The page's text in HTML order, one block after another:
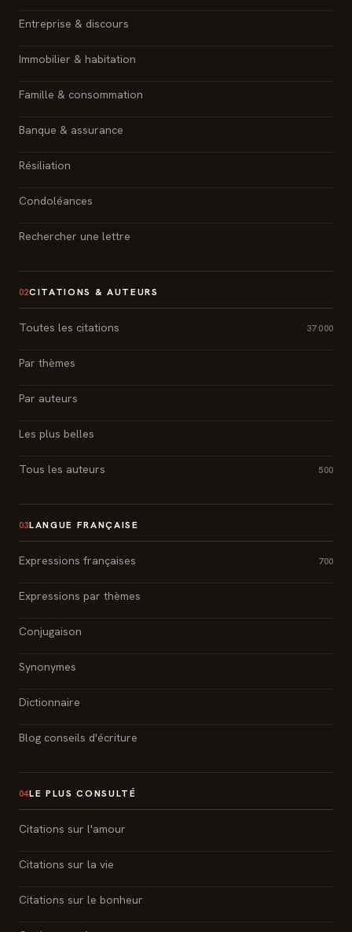
Entreprise & discours
Immobilier & habitation
Famille & consommation
Banque & assurance
Résiliation
Condoléances
Rechercher une lettre
02CITATIONS & AUTEURS
Toutes les citations 37 000
Par thèmes
Par auteurs
Les plus belles
Tous les auteurs 500
03LANGUE FRANÇAISE
Expressions françaises 700
Expressions par thèmes
Conjugaison
Synonymes
Dictionnaire
Blog conseils d'écriture
04LE PLUS CONSULTÉ
Citations sur l'amour
Citations sur la vie
Citations sur le bonheur